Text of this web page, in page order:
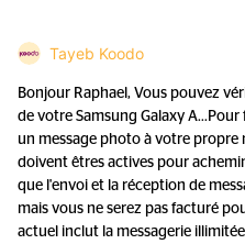
Tayeb Koodo
Bonjour Raphael, Vous pouvez
de votre Samsung Galaxy A...Pour
un message photo à votre propre
doivent êtres actives pour
que l'envoi et la réception de
mais vous ne serez pas facturé
actuel inclut la messagerie